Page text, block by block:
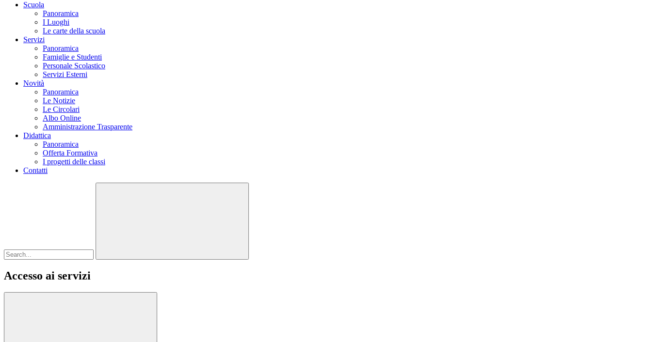
Scuola
Panoramica
I Luoghi
Le carte della scuola
Servizi
Panoramica
Famiglie e Studenti
Personale Scolastico
Servizi Esterni
Novità
Panoramica
Le Notizie
Le Circolari
Albo Online
Amministrazione Trasparente
Didattica
Panoramica
Offerta Formativa
I progetti delle classi
Contatti
Accesso ai servizi